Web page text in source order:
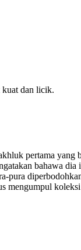
kuat dan licik.
pertama yang
bahawa
pura
mengumpul